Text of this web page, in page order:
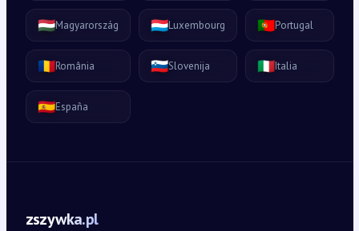
🇭🇺Magyarország 🇱🇺Luxembourg 🇵🇹Portugal
🇷🇴România 🇸🇮Slovenija 🇮🇹Italia
🇪🇸España
zszywka.pl